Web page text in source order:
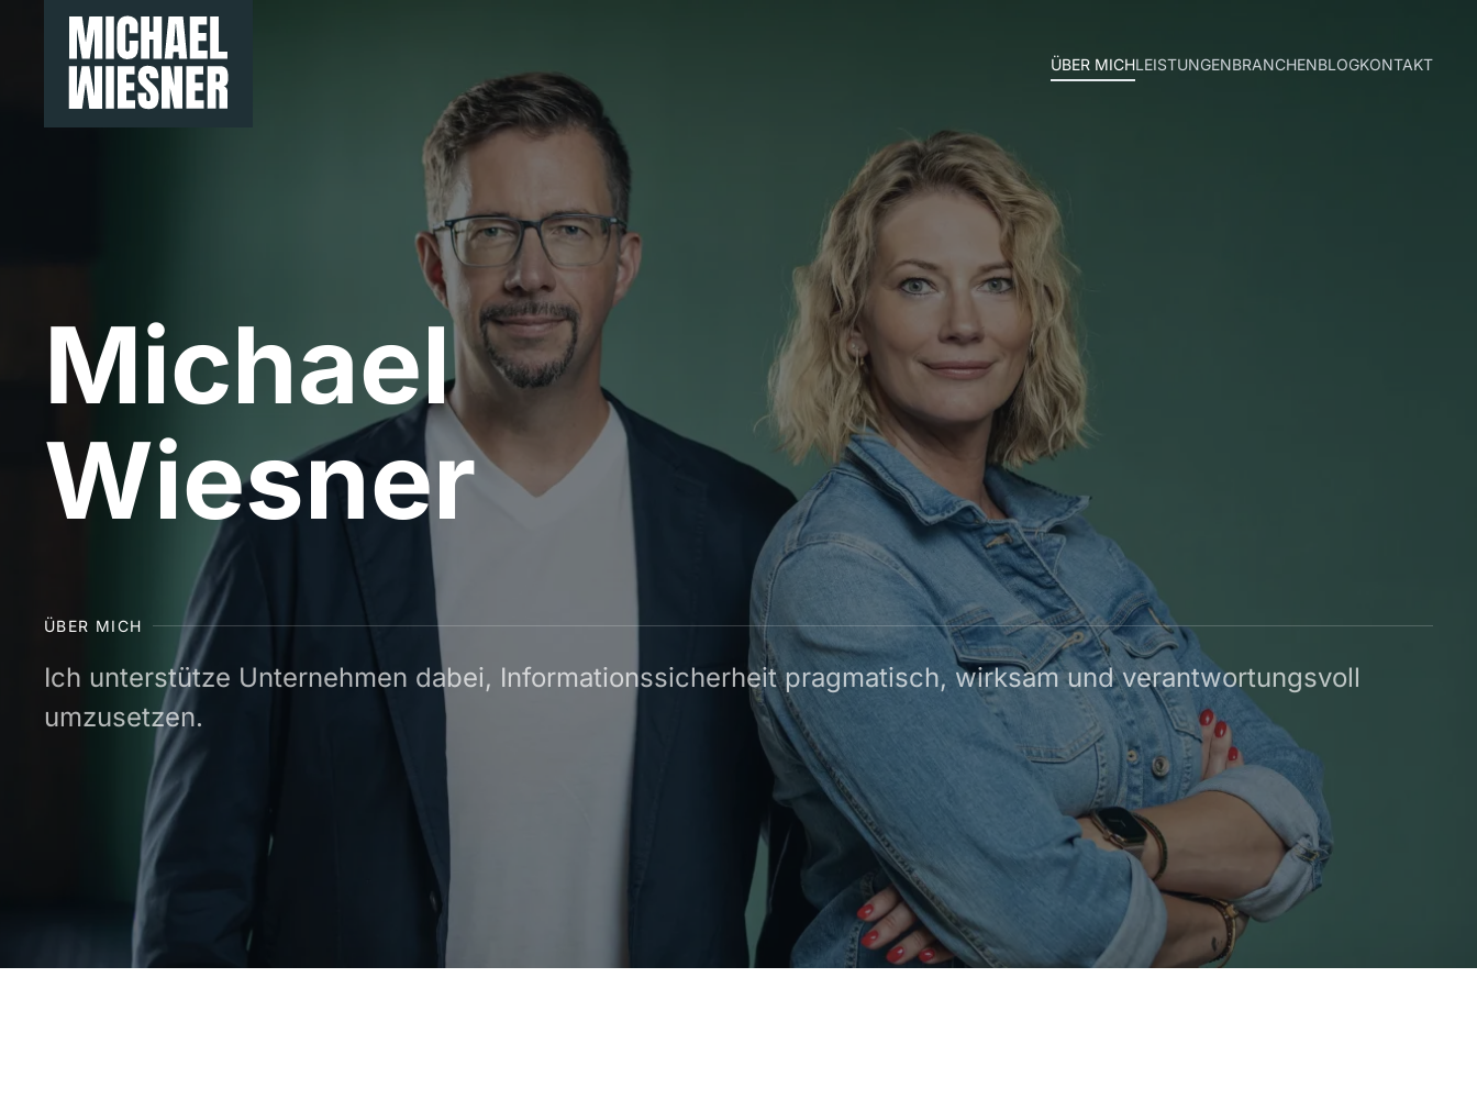
ÜBER MICHLEISTUNGENBRANCHENBLOGKONTAKT
Michael
Wiesner
ÜBER MICH
Ich unterstütze Unternehmen dabei, Informationssicherheit pragmatisch, wirksam und verantwortungsvoll
umzusetzen.